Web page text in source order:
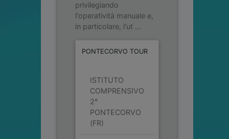
privilegiando
l'operatività manuale e,
in particolare, l'ut ...
PONTECORVO TOUR
ISTITUTO
COMPRENSIVO
2°
PONTECORVO
(FR)